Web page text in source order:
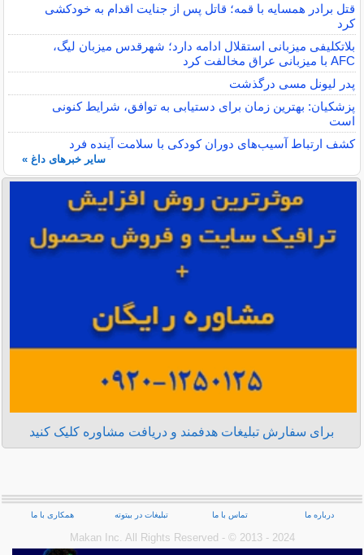
قتل برادر همسایه با قمه؛ قاتل پس از جنایت اقدام به خودکشی
کرد
بلاتکلیفی میزبانی استقلال ادامه دارد؛ شهرقدس میزبان لیگ،
AFC با میزبانی عراق مخالفت کرد
پدر لیونل مسی درگذشت
پزشکیان: بهترین زمان برای دستیابی به توافق، شرایط کنونی
است
کشف ارتباط آسیب‌های دوران کودکی با سلامت آینده فرد
سایر خبرهای داغ »
برای سفارش تبلیغات هدفمند و دریافت مشاوره کلیک کنید
درباره ما تماس با ما تبلیغات در بیتوته همکاری با ما
Makan Inc.‎ All Rights Reserved - © 2013 - 2024